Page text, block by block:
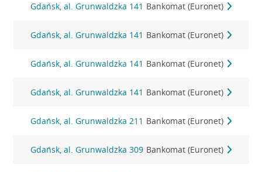
Gdańsk, al. Grunwaldzka 141 Bankomat (Euronet)
Gdańsk, al. Grunwaldzka 141 Bankomat (Euronet)
Gdańsk, al. Grunwaldzka 141 Bankomat (Euronet)
Gdańsk, al. Grunwaldzka 141 Bankomat (Euronet)
Gdańsk, al. Grunwaldzka 211 Bankomat (Euronet)
Gdańsk, al. Grunwaldzka 309 Bankomat (Euronet)